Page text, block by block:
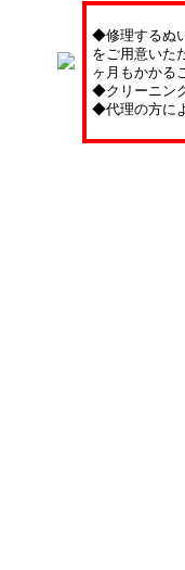
◆修理するぬ
をご用意いた
ヶ月もかかる
◆クリーニン
◆代理の方に